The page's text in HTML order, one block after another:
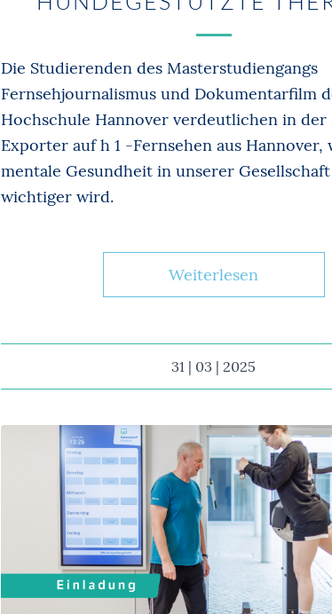
Die Studierenden des Masterstudiengangs
Fernsehjournalismus und Dokumentarfilm
Hochschule Hannover verdeutlichen in der
Exporter auf h 1 -Fernsehen aus Hannover,
mentale Gesundheit in unserer
wichtiger wird.
Weiterlesen
31 | 03 | 2025